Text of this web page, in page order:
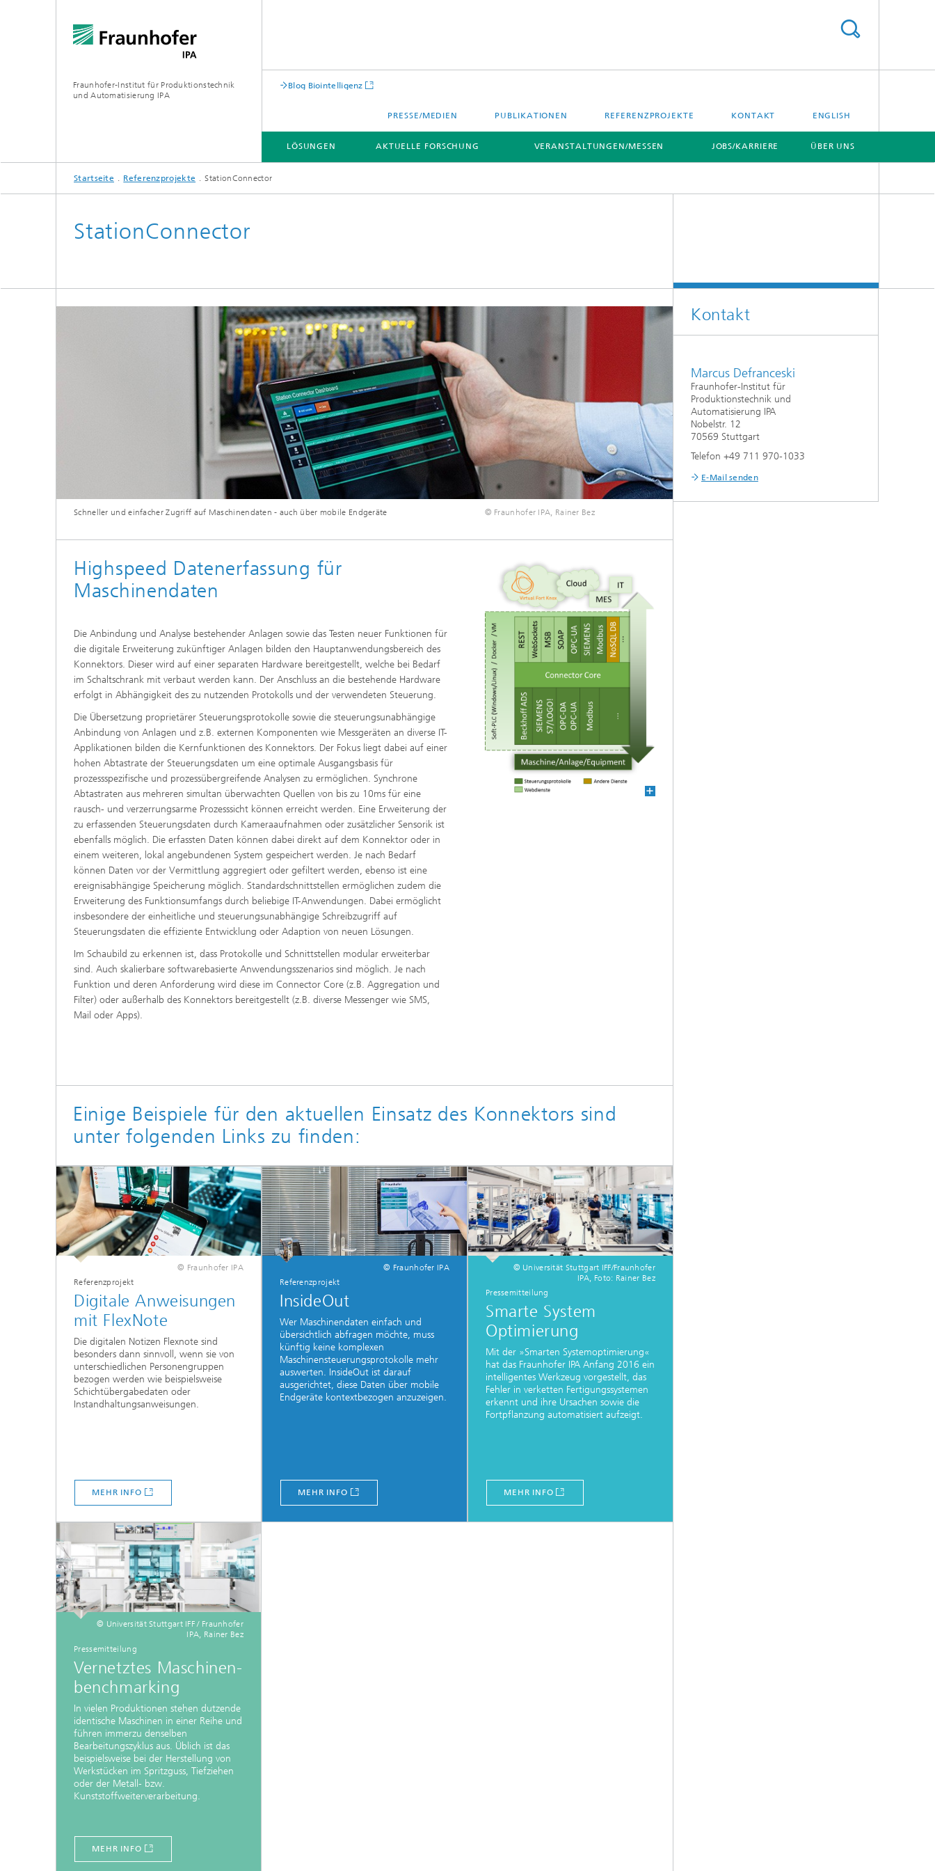
Fraunhofer-Institut für Produktionstechnik
und Automatisierung IPA
Blog Biointelligenz
PRESSE/MEDIEN PUBLIKATIONEN REFERENZPROJEKTE KONTAKT ENGLISH
LÖSUNGEN AKTUELLE FORSCHUNG VERANSTALTUNGEN/MESSEN JOBS/KARRIERE ÜBER UNS
Startseite Referenzprojekte StationConnector
StationConnector
© Fraunhofer IPA, Rainer Bez
Schneller und einfacher Zugriff auf Maschinendaten - auch über mobile Endgeräte
Highspeed Datenerfassung für
Maschinendaten
Die Anbindung und Analyse bestehender Anlagen sowie das Testen neuer Funktionen für
die digitale Erweiterung zukünftiger Anlagen bilden den Hauptanwendungsbereich des
Konnektors. Dieser wird auf einer separaten Hardware bereitgestellt, welche bei Bedarf
im Schaltschrank mit verbaut werden kann. Der Anschluss an die bestehende Hardware
erfolgt in Abhängigkeit des zu nutzenden Protokolls und der verwendeten Steuerung.
Die Übersetzung proprietärer Steuerungsprotokolle sowie die steuerungsunabhängige
Anbindung von Anlagen und z.B. externen Komponenten wie Messgeräten an diverse IT-
Applikationen bilden die Kernfunktionen des Konnektors. Der Fokus liegt dabei auf einer
hohen Abtastrate der Steuerungsdaten um eine optimale Ausgangsbasis für
prozessspezifische und prozessübergreifende Analysen zu ermöglichen. Synchrone
Abtastraten aus mehreren simultan überwachten Quellen von bis zu 10ms für eine
rausch- und verzerrungsarme Prozesssicht können erreicht werden. Eine Erweiterung der
zu erfassenden Steuerungsdaten durch Kameraaufnahmen oder zusätzlicher Sensorik ist
ebenfalls möglich. Die erfassten Daten können dabei direkt auf dem Konnektor oder in
einem weiteren, lokal angebundenen System gespeichert werden. Je nach Bedarf
können Daten vor der Vermittlung aggregiert oder gefiltert werden, ebenso ist eine
ereignisabhängige Speicherung möglich. Standardschnittstellen ermöglichen zudem die
Erweiterung des Funktionsumfangs durch beliebige IT-Anwendungen. Dabei ermöglicht
insbesondere der einheitliche und steuerungsunabhängige Schreibzugriff auf
Steuerungsdaten die effiziente Entwicklung oder Adaption von neuen Lösungen.
Im Schaubild zu erkennen ist, dass Protokolle und Schnittstellen modular erweiterbar
sind. Auch skalierbare softwarebasierte Anwendungsszenarios sind möglich. Je nach
Funktion und deren Anforderung wird diese im Connector Core (z.B. Aggregation und
Filter) oder außerhalb des Konnektors bereitgestellt (z.B. diverse Messenger wie SMS,
Mail oder Apps).
Einige Beispiele für den aktuellen Einsatz des Konnektors sind
unter folgenden Links zu finden:
© Fraunhofer IPA
Referenzprojekt
Digitale Anweisungen
mit FlexNote
Die digitalen Notizen Flexnote sind
besonders dann sinnvoll, wenn sie von
unterschiedlichen Personengruppen
bezogen werden wie beispielsweise
Schichtübergabedaten oder
Instandhaltungsanweisungen.
MEHR INFO
© Fraunhofer IPA
Referenzprojekt
InsideOut
Wer Maschinendaten einfach und
übersichtlich abfragen möchte, muss
künftig keine komplexen
Maschinensteuerungsprotokolle mehr
auswerten. InsideOut ist darauf
ausgerichtet, diese Daten über mobile
Endgeräte kontextbezogen anzuzeigen.
MEHR INFO
© Universität Stuttgart IFF/Fraunhofer
IPA, Foto: Rainer Bez
Pressemitteilung
Smarte System
Optimierung
Mit der »Smarten Systemoptimierung«
hat das Fraunhofer IPA Anfang 2016 ein
intelligentes Werkzeug vorgestellt, das
Fehler in verketten Fertigungssystemen
erkennt und ihre Ursachen sowie die
Fortpflanzung automatisiert aufzeigt.
MEHR INFO
© Universität Stuttgart IFF / Fraunhofer
IPA, Rainer Bez
Pressemitteilung
Vernetztes Maschinen-
benchmarking
In vielen Produktionen stehen dutzende
identische Maschinen in einer Reihe und
führen immerzu denselben
Bearbeitungszyklus aus. Üblich ist das
beispielsweise bei der Herstellung von
Werkstücken im Spritzguss, Tiefziehen
oder der Metall- bzw.
Kunststoffweiterverarbeitung.
MEHR INFO
Kontakt
Marcus Defranceski
Fraunhofer-Institut für
Produktionstechnik und
Automatisierung IPA
Nobelstr. 12
70569 Stuttgart
Telefon +49 711 970-1033
E-Mail senden